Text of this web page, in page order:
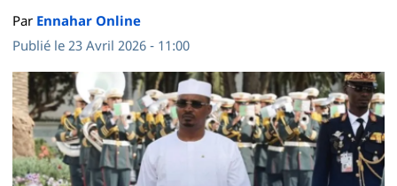
Par Ennahar Online
Publié le 23 Avril 2026 - 11:00